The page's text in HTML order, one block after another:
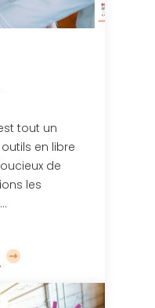
tout un
en libre
de
les